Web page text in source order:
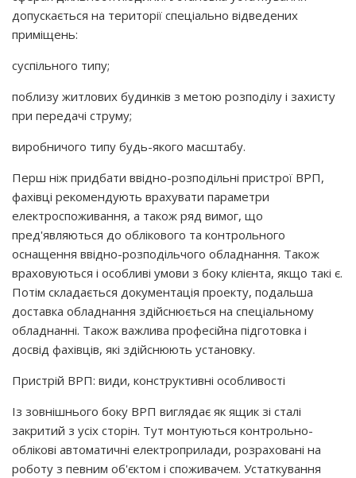
допускається на території спеціально відведених
приміщень:
суспільного типу;
поблизу житлових будинків з метою розподілу і захисту
при передачі струму;
виробничого типу будь-якого масштабу.
Перш ніж придбати ввідно-розподільні пристрої ВРП,
фахівці рекомендують врахувати параметри
електроспоживання, а також ряд вимог, що
пред'являються до облікового та контрольного
оснащення ввідно-розподільчого обладнання. Також
враховуються і особливі умови з боку клієнта, якщо такі є.
Потім складається документація проекту, подальша
доставка обладнання здійснюється на спеціальному
обладнанні. Також важлива професійна підготовка і
досвід фахівців, які здійснюють установку.
Пристрій ВРП: види, конструктивні особливості
Із зовнішнього боку ВРП виглядає як ящик зі сталі
закритий з усіх сторін. Тут монтуються контрольно-
облікові автоматичні електроприлади, розраховані на
роботу з певним об'єктом і споживачем. Устаткування